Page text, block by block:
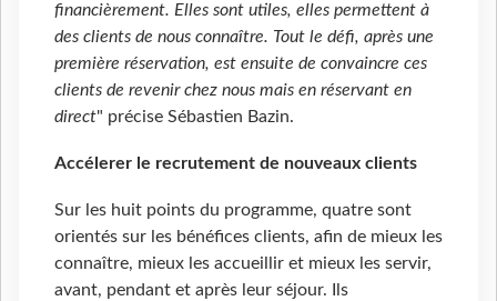
financièrement. Elles sont utiles, elles permettent à
des clients de nous connaître. Tout le défi, après une
première réservation, est ensuite de convaincre ces
clients de revenir chez nous mais en réservant en
direct" précise Sébastien Bazin.
Accélerer le recrutement de nouveaux clients
Sur les huit points du programme, quatre sont
orientés sur les bénéfices clients, afin de mieux les
connaître, mieux les accueillir et mieux les servir,
avant, pendant et après leur séjour. Ils